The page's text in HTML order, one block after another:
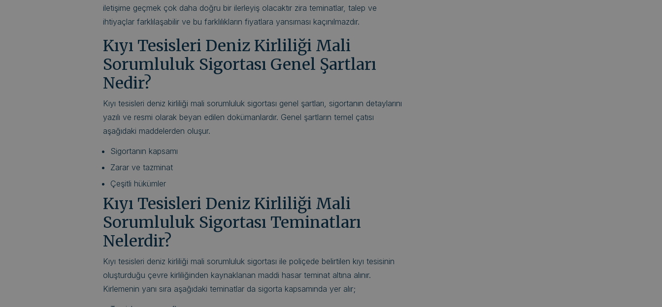
iletişime geçmek çok daha doğru bir ilerleyiş olacaktır zira teminatlar, talep ve
ihtiyaçlar farklılaşabilir ve bu farklılıkların fiyatlara yansıması kaçınılmazdır.
Kıyı Tesisleri Deniz Kirliliği Mali
Sorumluluk Sigortası Genel Şartları
Nedir?
Kıyı tesisleri deniz kirliliği mali sorumluluk sigortası genel şartları, sigortanın detaylarını
yazılı ve resmi olarak beyan edilen dokümanlardır. Genel şartların temel çatısı
aşağıdaki maddelerden oluşur.
Sigortanın kapsamı
Zarar ve tazminat
Çeşitli hükümler
Kıyı Tesisleri Deniz Kirliliği Mali
Sorumluluk Sigortası Teminatları
Nelerdir?
Kıyı tesisleri deniz kirliliği mali sorumluluk sigortası ile poliçede belirtilen kıyı tesisinin
oluşturduğu çevre kirliliğinden kaynaklanan maddi hasar teminat altına alınır.
Kirlemenin yanı sıra aşağıdaki teminatlar da sigorta kapsamında yer alır;